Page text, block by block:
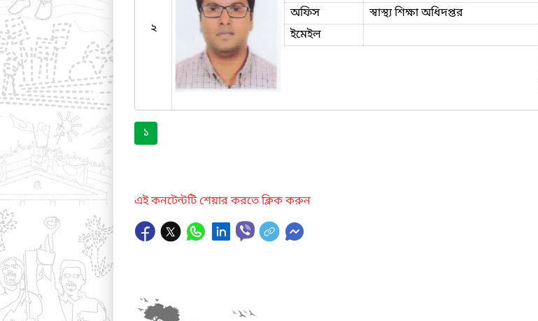
২
অফিস
স্বাস্থ্য শিক্ষা অধিদপ্তর
ইমেইল
১
এই কনটেন্টটি শেয়ার করতে ক্লিক করুন